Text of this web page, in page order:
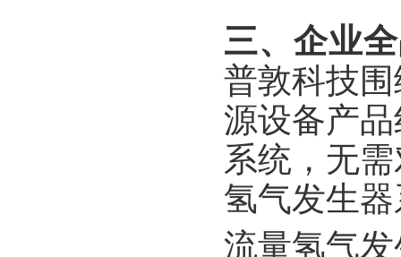
三、企业
普敦科技
源设备产
系统，无
氢气发生
流量氢气